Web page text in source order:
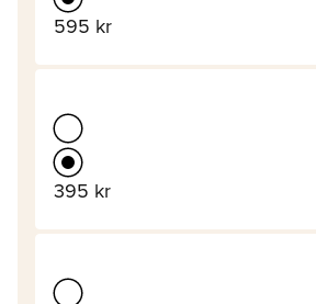
595 kr
395 kr